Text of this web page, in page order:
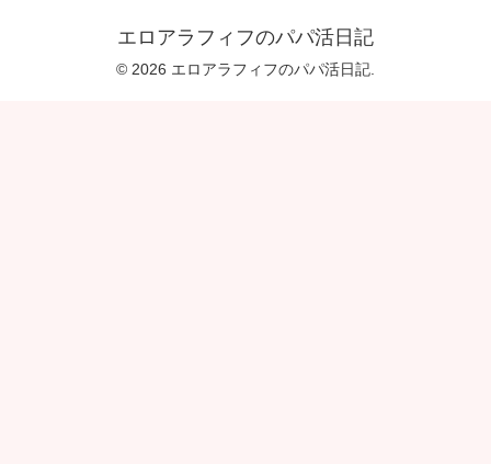
エロアラフィフのパパ活日記
© 2026 エロアラフィフのパパ活日記.